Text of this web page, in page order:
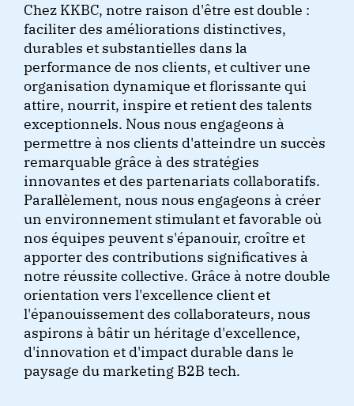
Chez KKBC, notre raison d'être est double :
faciliter des améliorations distinctives,
durables et substantielles dans la
performance de nos clients, et cultiver une
organisation dynamique et florissante qui
attire, nourrit, inspire et retient des talents
exceptionnels. Nous nous engageons à
permettre à nos clients d'atteindre un succès
remarquable grâce à des stratégies
innovantes et des partenariats collaboratifs.
Parallèlement, nous nous engageons à créer
un environnement stimulant et favorable où
nos équipes peuvent s'épanouir, croître et
apporter des contributions significatives à
notre réussite collective. Grâce à notre double
orientation vers l'excellence client et
l'épanouissement des collaborateurs, nous
aspirons à bâtir un héritage d'excellence,
d'innovation et d'impact durable dans le
paysage du marketing B2B tech.